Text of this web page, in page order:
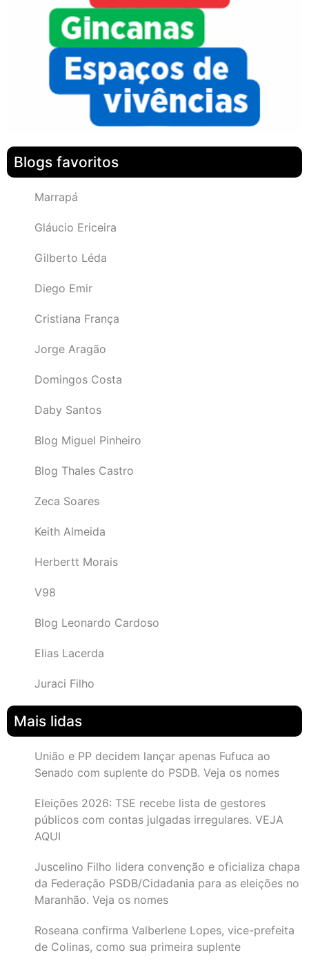
Blogs favoritos
Marrapá
Gláucio Ericeira
Gilberto Léda
Diego Emir
Cristiana França
Jorge Aragão
Domingos Costa
Daby Santos
Blog Miguel Pinheiro
Blog Thales Castro
Zeca Soares
Keith Almeida
Herbertt Morais
V98
Blog Leonardo Cardoso
Elias Lacerda
Juraci Filho
Mais lidas
União e PP decidem lançar apenas Fufuca ao
Senado com suplente do PSDB. Veja os nomes
Eleições 2026: TSE recebe lista de gestores
públicos com contas julgadas irregulares. VEJA
AQUI
Juscelino Filho lidera convenção e oficializa chapa
da Federação PSDB/Cidadania para as eleições no
Maranhão. Veja os nomes
Roseana confirma Valberlene Lopes, vice-prefeita
de Colinas, como sua primeira suplente